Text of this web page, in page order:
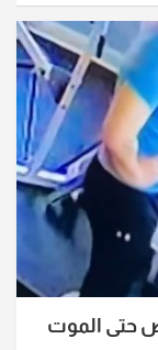
حتى الموت